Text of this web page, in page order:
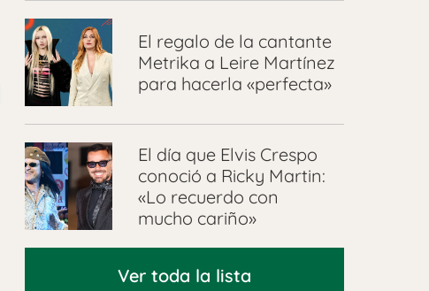
El regalo de la cantante
Metrika a Leire Martínez
para hacerla «perfecta»
El día que Elvis Crespo
conoció a Ricky Martin:
«Lo recuerdo con
mucho cariño»
Ver toda la lista